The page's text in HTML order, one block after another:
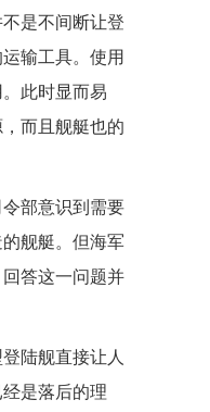
是不间断让登
输工具。使用
此时显而易
而且舰艇也的
部意识到需要
舰艇。但海军
答这一问题并
陆舰直接让人
是落后的理